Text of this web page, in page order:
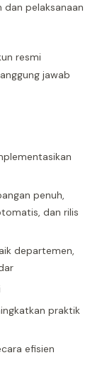
pelaksanaan
resmi
jawab
penuh,
dan rilis
departemen,
praktik
efisien